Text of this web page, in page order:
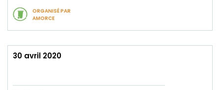
ORGANISÉ PAR
AMORCE
30 avril 2020